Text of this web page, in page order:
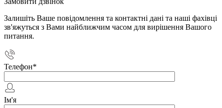
Залишіть Ваше повідомлення та контактні дані та наші фахівці
зв'яжуться з Вами найближчим часом для вирішення Вашого
питання.
Телефон*
Ім'я